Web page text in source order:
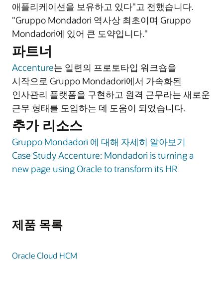
애플리케이션을 보유하고 있다"고 전했습니다.
"Gruppo Mondadori 역사상 최초이며 Gruppo
Mondadori에 있어 큰 도약입니다."
파트너
Accenture는 일련의 프로토타입 워크숍을
시작으로 Gruppo Mondadori에서 가속화된
인사관리 플랫폼을 구현하고 원격 근무라는 새로운
근무 형태를 도입하는 데 도움이 되었습니다.
추가 리소스
Gruppo Mondadori 에 대해 자세히 알아보기
Case Study Accenture: Mondadori is turning a
new page using Oracle to transform its HR
제품 목록
Oracle Cloud HCM